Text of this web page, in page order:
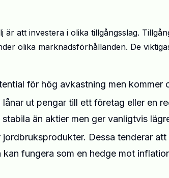
att investera i olika tillgångsslag.
olika marknadsförhållanden. De
för hög avkastning men kommer
ut pengar till ett företag eller en
än aktier men ger vanligtvis
Dessa tenderar
fungera som en hedge mot